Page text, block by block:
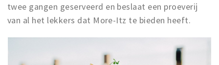
twee gangen geserveerd en beslaat een proeverij
van al het lekkers dat More-Itz te bieden heeft.